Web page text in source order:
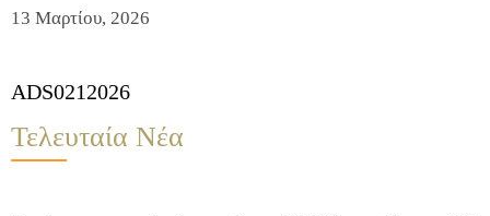
13 Μαρτίου, 2026
ADS0212026
Τελευταία Νέα